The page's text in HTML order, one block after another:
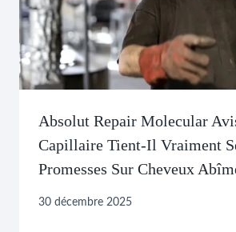
Absolut Repair Molecular
Capillaire Tient-Il Vraiment
Promesses Sur Cheveux
30 décembre 2025